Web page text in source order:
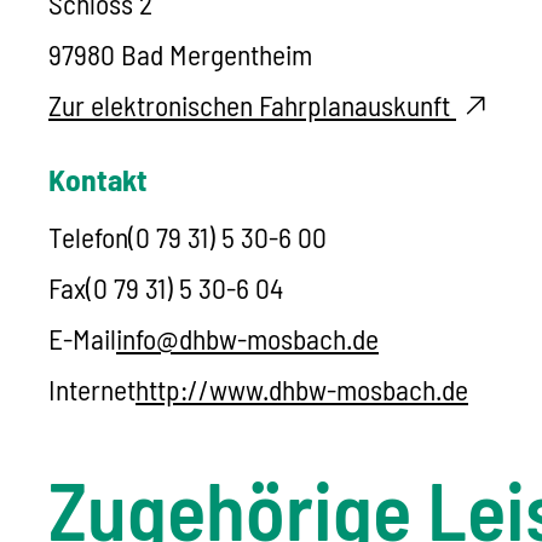
97980 Bad Mergentheim
Zur elektronischen Fahrplanauskunft
Kontakt
Telefon(0 79 31) 5 30-6 00
Fax(0 79 31) 5 30-6 04
E-Mailinfo@dhbw-mosbach.de
Internethttp://www.dhbw-mosbach.de
Zugehörige